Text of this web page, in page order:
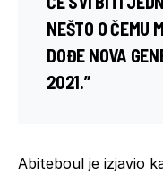
NEŠTO O ČEMU
DOĐE NOVA
2021.”
Abiteboul je izjavio